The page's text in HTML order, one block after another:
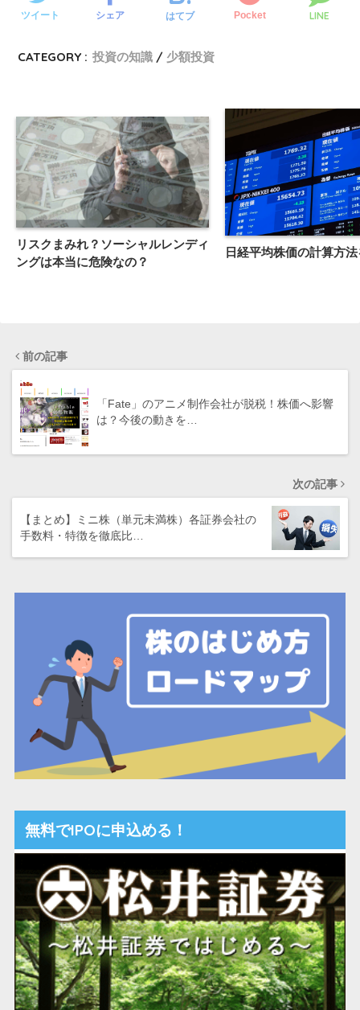
ツイート シェア はてブ Pocket LINE
CATEGORY : 投資の知識 少額投資
リスクまみれ？ソーシャルレンディ
ングは本当に危険なの？
日経平均株価の計算方
前の記事
「Fate」のアニメ制作会社が脱税！株価へ影響
は？今後の動きを…
次の記事
【まとめ】ミニ株（単元未満株）各証券会社の
手数料・特徴を徹底比…
無料でIPOに申込める！